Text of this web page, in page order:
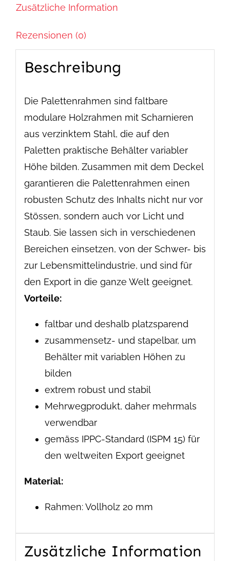
Zusätzliche Information
Rezensionen (0)
Beschreibung
Die Palettenrahmen sind faltbare
modulare Holzrahmen mit Scharnieren
aus verzinktem Stahl, die auf den
Paletten praktische Behälter variabler
Höhe bilden. Zusammen mit dem Deckel
garantieren die Palettenrahmen einen
robusten Schutz des Inhalts nicht nur vor
Stössen, sondern auch vor Licht und
Staub. Sie lassen sich in verschiedenen
Bereichen einsetzen, von der Schwer- bis
zur Lebensmittelindustrie, und sind für
den Export in die ganze Welt geeignet.
Vorteile:
faltbar und deshalb platzsparend
zusammensetz- und stapelbar, um
Behälter mit variablen Höhen zu
bilden
extrem robust und stabil
Mehrwegprodukt, daher mehrmals
verwendbar
gemäss IPPC-Standard (ISPM 15) für
den weltweiten Export geeignet
Material:
Rahmen: Vollholz 20 mm
Zusätzliche Information